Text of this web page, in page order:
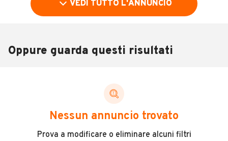
IVECO DAILY 35C13
VEDI TUTTO L'ANNUNCIO
Oppure guarda questi risultati
Nessun annuncio trovato
Prova a modificare o eliminare alcuni filtri